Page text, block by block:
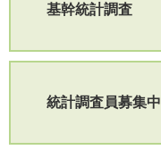
基幹統計調査
統計調査員募集中